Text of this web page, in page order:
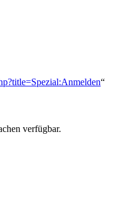
“
verfügbar.